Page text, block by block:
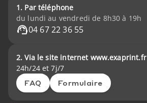
1. Par téléphone
du lundi au vendredi de 8h30 à 19h
04 67 22 36 55
2. Via le site internet www.exaprint.fr
24h/24 et 7j/7
FAQ Formulaire